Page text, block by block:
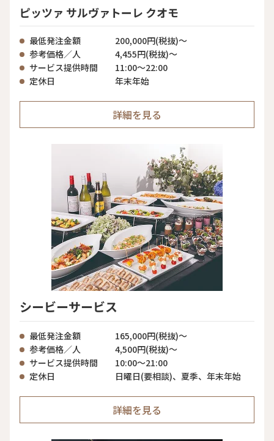
ピッツァ サルヴァトーレ クオモ
最低発注金額
200,000円(税抜)～
参考価格／人
4,455円(税抜)～
サービス提供時間
11:00〜22:00
定休日
年末年始
詳細を見る
シービーサービス
最低発注金額
165,000円(税抜)～
参考価格／人
4,500円(税抜)～
サービス提供時間
10:00〜21:00
定休日
日曜日(要相談)、夏季、年末年始
詳細を見る